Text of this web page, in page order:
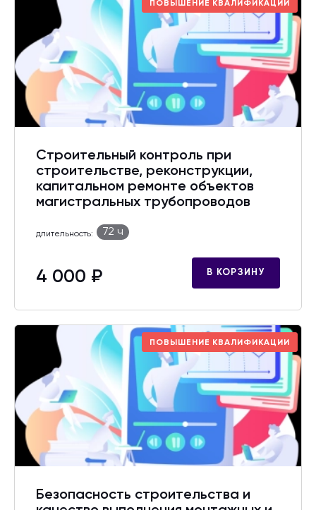
ПОВЫШЕНИЕ КВАЛИФИКАЦИИ
Строительный контроль при
строительстве, реконструкции,
капитальном ремонте объектов
магистральных трубопроводов
длительность: 72 ч
4 000 ₽ В КОРЗИНУ
ПОВЫШЕНИЕ КВАЛИФИКАЦИИ
Безопасность строительства и